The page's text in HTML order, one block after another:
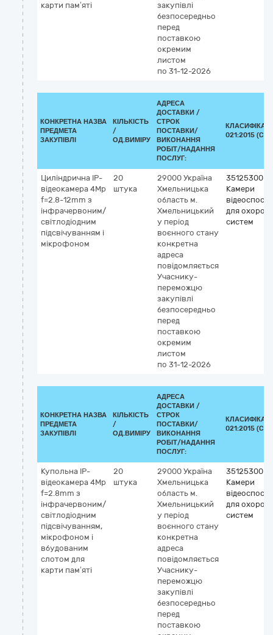
карти пам’яті
закупівлі
безпосередньо
перед
поставкою
окремим
листом
по 31-12-2026
КОНКРЕТНА НАЗВА
ПРЕДМЕТА
ЗАКУПІВЛІ
КІЛЬКІСТЬ
/
ОД.ВИМІРУ
АДРЕСА
ДОСТАВКИ /
СТРОК
ПОСТАВКИ/
ВИКОНАННЯ
РОБІТ/НАДАННЯ
ПОСЛУГ:
021:2015
Циліндрична IP-
відеокамера 4Mp
f=2.8-12mm з
інфрачервоним/
світлодіодним
підсвічуванням і
мікрофоном
20
штука
29000 Україна
Хмельницька
область м.
Хмельницький
у період
воєнного стану
конкретна
адреса
повідомляється
Учаснику-
переможцю
закупівлі
безпосередньо
перед
поставкою
окремим
листом
по 31-12-2026
35125300-2
Камери
для
систем
КОНКРЕТНА НАЗВА
ПРЕДМЕТА
ЗАКУПІВЛІ
КІЛЬКІСТЬ
/
ОД.ВИМІРУ
АДРЕСА
ДОСТАВКИ /
СТРОК
ПОСТАВКИ/
ВИКОНАННЯ
РОБІТ/НАДАННЯ
ПОСЛУГ:
021:2015
Купольна IP-
відеокамера 4Mp
f=2.8mm з
інфрачервоним/
світлодіодним
підсвічуванням,
мікрофоном і
вбудованим
слотом для
карти пам’яті
20
штука
29000 Україна
Хмельницька
область м.
Хмельницький
у період
воєнного стану
конкретна
адреса
повідомляється
Учаснику-
переможцю
закупівлі
безпосередньо
перед
поставкою
35125300-2
Камери
для
систем